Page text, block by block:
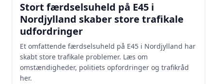
Stort færdselsuheld på E45 i
Nordjylland skaber store trafikale
udfordringer
Et omfattende færdselsuheld på E45 i Nordjylland har
skabt store trafikale problemer. Læs om
omstændigheder, politiets opfordringer og trafikråd
her.